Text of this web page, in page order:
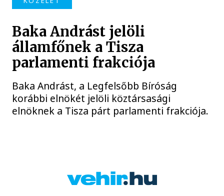
Baka Andrást jelöli
államfőnek a Tisza
parlamenti frakciója
Baka Andrást, a Legfelsőbb Bíróság
korábbi elnökét jelöli köztársasági
elnöknek a Tisza párt parlamenti frakciója.